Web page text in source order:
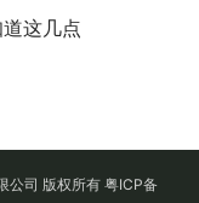
这几点
公司 版权所有 粤ICP备